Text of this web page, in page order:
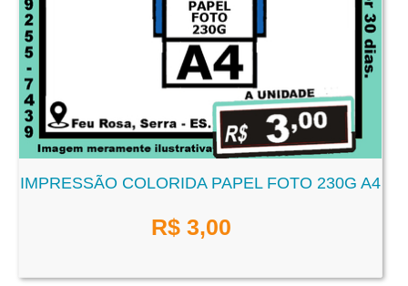
IMPRESSÃO COLORIDA PAPEL FOTO 230G A4
R$ 3,00